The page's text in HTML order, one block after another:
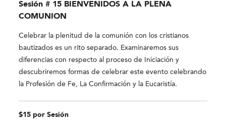
Sesión # 15 BIENVENIDOS A LA PLENA
COMUNION
Celebrar la plenitud de la comunión con los cristianos
bautizados es un rito separado. Examinaremos sus
diferencias con respecto al proceso de Iniciación y
descubriremos formas de celebrar este evento celebrando
la Profesión de Fe, La Confirmación y la Eucaristía.
$15 por Sesión